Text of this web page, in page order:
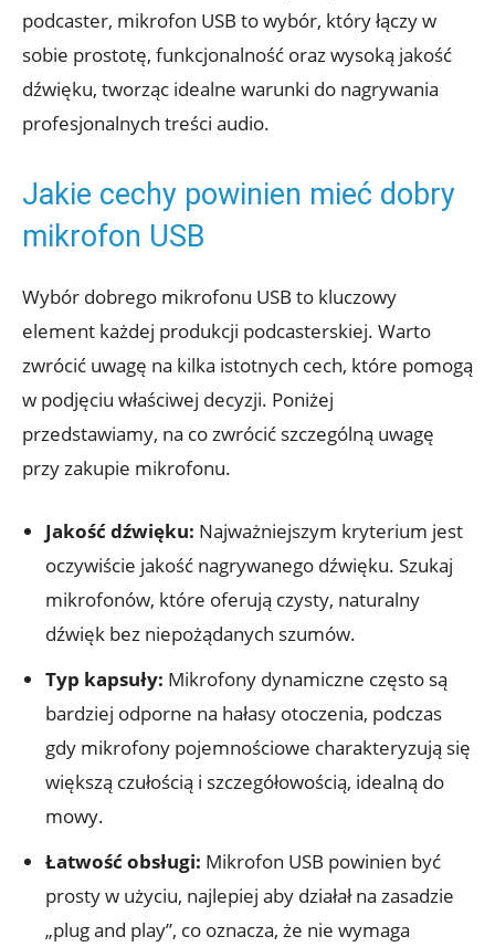
podcaster, mikrofon USB to wybór, który łączy w
sobie prostotę, funkcjonalność oraz wysoką jakość
dźwięku, tworząc idealne warunki do nagrywania
profesjonalnych treści audio.
Jakie cechy powinien mieć dobry
mikrofon USB
Wybór dobrego mikrofonu USB to kluczowy
element każdej produkcji podcasterskiej. Warto
zwrócić uwagę na kilka istotnych cech, które pomogą
w podjęciu właściwej decyzji. Poniżej
przedstawiamy, na co zwrócić szczególną uwagę
przy zakupie mikrofonu.
Jakość dźwięku: Najważniejszym kryterium jest
oczywiście jakość nagrywanego dźwięku. Szukaj
mikrofonów, które oferują czysty, naturalny
dźwięk bez niepożądanych szumów.
Typ kapsuły: Mikrofony dynamiczne często są
bardziej odporne na hałasy otoczenia, podczas
gdy mikrofony pojemnościowe charakteryzują się
większą czułością i szczegółowością, idealną do
mowy.
Łatwość obsługi: Mikrofon USB powinien być
prosty w użyciu, najlepiej aby działał na zasadzie
„plug and play”, co oznacza, że nie wymaga